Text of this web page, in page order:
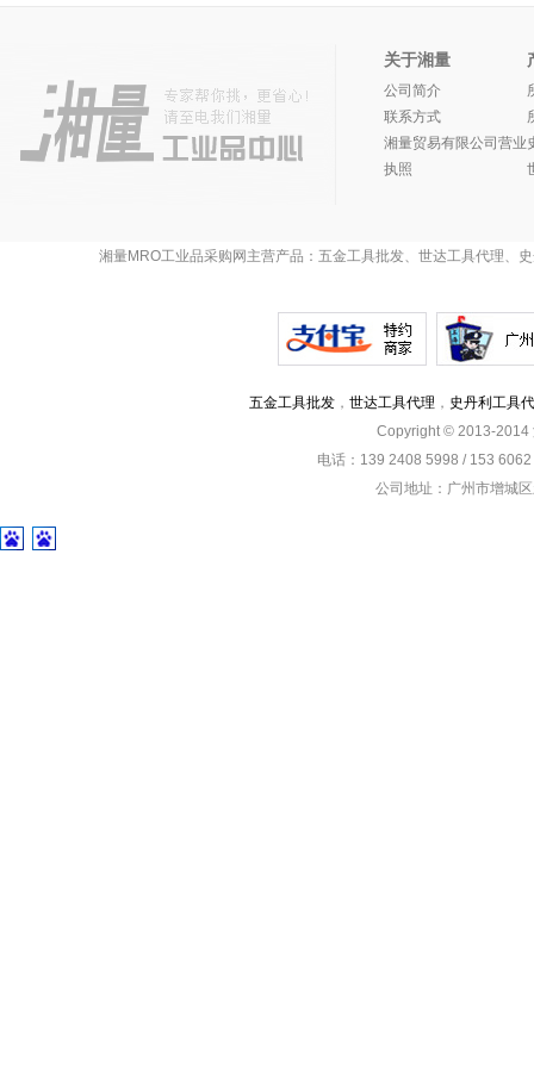
关于湘量
公司简介
联系方式
湘量贸易有限公司营业
执照
湘量MRO工业品采购网主营产品：五金工具批发、世达工具代理、
五金工具批发 ， 世达工具代理 ， 史丹利工具
Copyright © 2013-2014
电话：139 2408 5998 / 153
公司地址：广州市增城